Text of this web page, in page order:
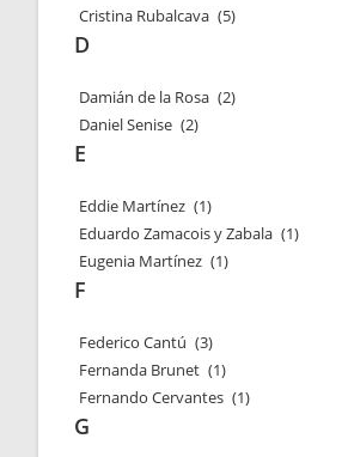
Cristina Rubalcava (5)
D
Damián de la Rosa (2)
Daniel Senise (2)
E
Eddie Martínez (1)
Eduardo Zamacois y Zabala (1)
Eugenia Martínez (1)
F
Federico Cantú (3)
Fernanda Brunet (1)
Fernando Cervantes (1)
G